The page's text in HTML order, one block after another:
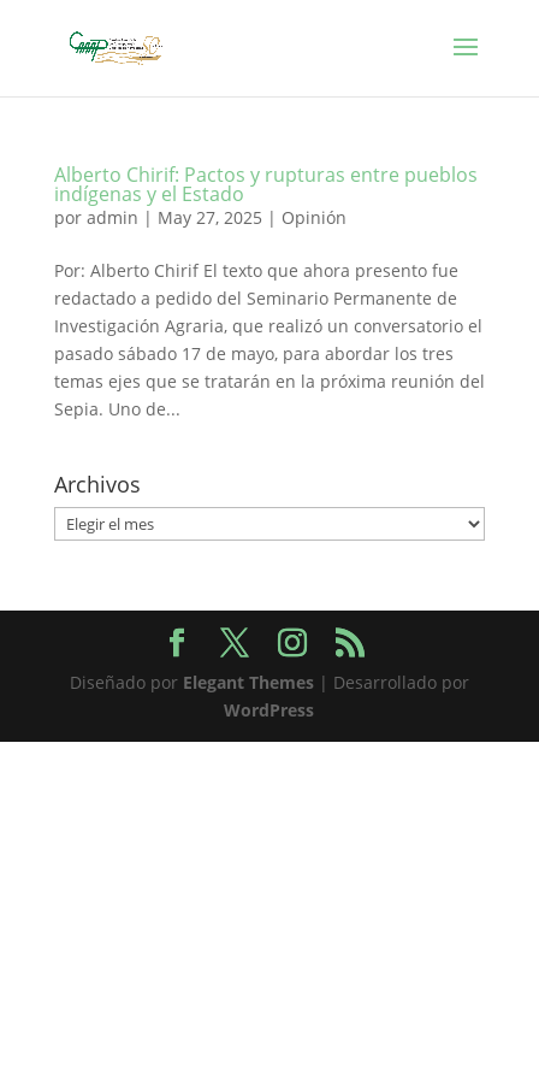
Alberto Chirif: Pactos y rupturas entre pueblos
indígenas y el Estado
por admin | May 27, 2025 | Opinión
Por: Alberto Chirif El texto que ahora presento fue
redactado a pedido del Seminario Permanente de
Investigación Agraria, que realizó un conversatorio el
pasado sábado 17 de mayo, para abordar los tres
temas ejes que se tratarán en la próxima reunión del
Sepia. Uno de...
Archivos
Archivos
Diseñado por Elegant Themes| Desarrollado por
WordPress